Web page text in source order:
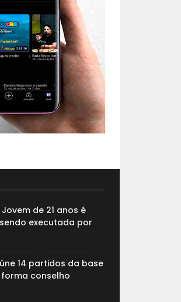
Jovem de 21 anos é
executada por
14 partidos da base
conselho